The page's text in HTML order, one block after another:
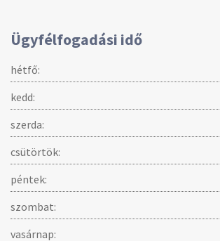
Ügyfélfogadási idő
hétfő:
kedd:
szerda:
csütörtök:
péntek:
szombat:
vasárnap: